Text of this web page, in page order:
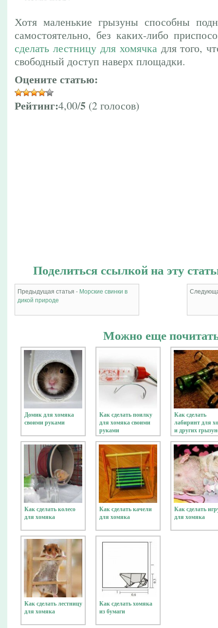
Хотя маленькие грызуны способны
самостоятельно, без каких-либо
сделать лестницу для хомячкадля того,
свободный доступ наверх площадки.
Оцените статью:
Рейтинг:4,00/5 (2 голосов)
Поделиться ссылкой на эту
Предыдущая статья - Морские свинки в
дикой природе
Можно еще
Домик для хомяка
своими руками
Как сделать поилку
для хомяка своими
руками
Как сделать
лабиринт для
и других
Как сделать колесо
для хомяка
Как сделать качели
для хомяка
Как сделать
для хомяка
Как сделать лестницу
для хомяка
Как сделать хомяка
из бумаги